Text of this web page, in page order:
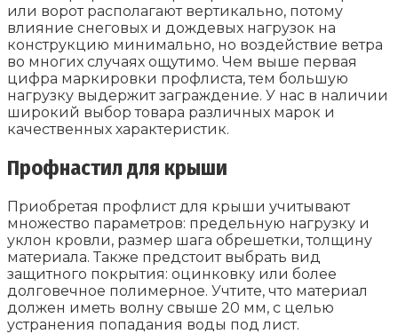
или ворот располагают вертикально, потому
влияние снеговых и дождевых нагрузок на
конструкцию минимально, но воздействие ветра
во многих случаях ощутимо. Чем выше первая
цифра маркировки профлиста, тем большую
нагрузку выдержит заграждение. У нас в наличии
широкий выбор товара различных марок и
качественных характеристик.
Профнастил для крыши
Приобретая профлист для крыши учитывают
множество параметров: предельную нагрузку и
уклон кровли, размер шага обрешетки, толщину
материала. Также предстоит выбрать вид
защитного покрытия: оцинковку или более
долговечное полимерное. Учтите, что материал
должен иметь волну свыше 20 мм, с целью
устранения попадания воды под лист.